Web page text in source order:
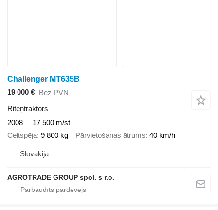
Challenger MT635B
19 000 € Bez PVN
Riteņtraktors
2008
17 500 m/st
Celtspēja 9 800 kg Pārvietošanas ātrums 40 km/h
Slovākija
AGROTRADE GROUP spol. s r.o.